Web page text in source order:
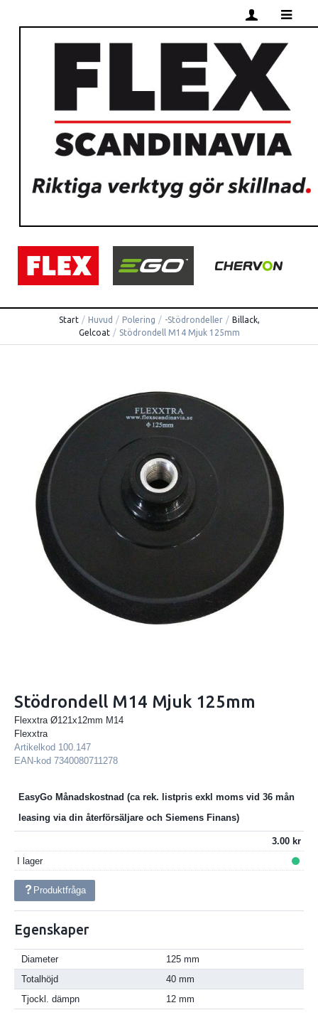
Start / Huvud / Polering / -Stödrondeller / Billack,
Gelcoat / Stödrondell M14 Mjuk 125mm
Stödrondell M14 Mjuk 125mm
Flexxtra Ø121x12mm M14
Flexxtra
Artikelkod 100.147
EAN-kod 7340080711278
EasyGo Månadskostnad
3.00
I lager
Produktfråga
Egenskaper
Diameter
125 mm
Totalhöjd
40 mm
Tjockl. dämpn
12 mm